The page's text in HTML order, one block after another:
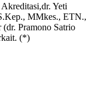
Yeti
MMkes., ETN.,
Pramono Satrio
(*)